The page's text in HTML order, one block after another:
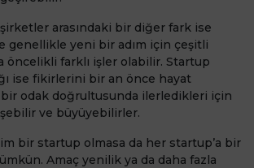
arasındaki bir diğer fark ise
genellikle yeni bir adım için çeşitli
öncelikli farklı işler olabilir. Startup
ise fikirlerini bir an önce hayat
odak doğrultusunda ilerledikleri için
ve büyüyebilirler.
bir startup olmasa da her startup’a bir
Amaç yenilik ya da daha fazla